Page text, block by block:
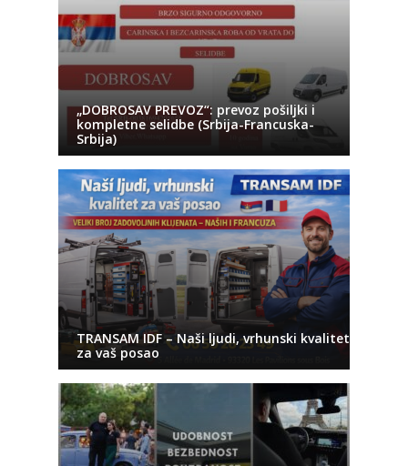
„DOBROSAV PREVOZ“: prevoz pošiljki i
kompletne selidbe (Srbija-Francuska-
Srbija)
TRANSAM IDF – Naši ljudi, vrhunski kvalitet
za vaš posao